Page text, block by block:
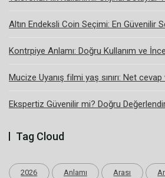
Altın Endeksli Coin Seçimi: En Güvenilir
Kontrpiye Anlamı: Doğru Kullanım ve
Mucize Uyanış filmi yaş sınırı: Net
Ekspertiz Güvenilir mi? Doğru
Tag Cloud
2026 Anlamı Arası